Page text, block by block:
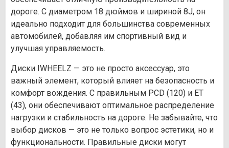
дороге. С диаметром 18 дюймов и шириной 8J, он
идеально подходит для большинства современных
автомобилей, добавляя им спортивный вид и
улучшая управляемость.
Диски IWHEELZ — это не просто аксессуар, это
важный элемент, который влияет на безопасность и
комфорт вождения. С правильным PCD (120) и ET
(43), они обеспечивают оптимальное распределение
нагрузки и стабильность на дороге. Не забывайте, что
выбор дисков — это не только вопрос эстетики, но и
функциональности. Правильные диски могут